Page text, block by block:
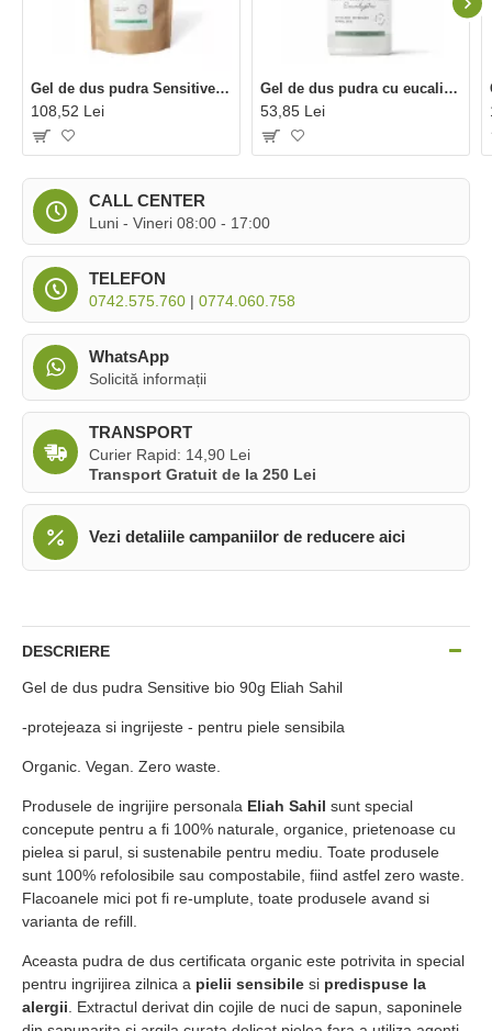
CALL CENTER
Luni - Vineri 08:00 - 17:00
TELEFON
0742.575.760 | 0774.060.758
WhatsApp
Solicită informații
TRANSPORT
Curier Rapid: 14,90 Lei
Transport Gratuit de la 250 Lei
Vezi detaliile campaniilor de reducere aici
Gel de dus pudra Sensitive bio refill (250 grame), Eliah Sahil
108,52 Lei
Gel de dus pudra cu eucalipt bio (90 grame), Eliah Sahil
53,85 Lei
DESCRIERE
Gel de dus pudra Sensitive bio 90g Eliah Sahil
-protejeaza si ingrijeste - pentru piele sensibila
Organic. Vegan. Zero waste.
Produsele de ingrijire personala Eliah Sahil sunt special
concepute pentru a fi 100% naturale, organice, prietenoase cu
pielea si parul, si sustenabile pentru mediu. Toate produsele
sunt 100% refolosibile sau compostabile, fiind astfel zero waste.
Flacoanele mici pot fi re-umplute, toate produsele avand si
varianta de refill.
Aceasta pudra de dus certificata organic este potrivita in special
pentru ingrijirea zilnica a pielii sensibile si predispuse la
alergii . Extractul derivat din cojile de nuci de sapun, saponinele